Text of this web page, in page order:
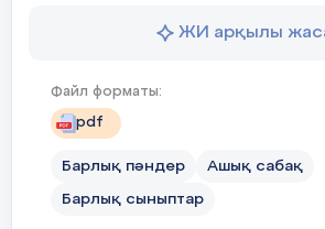
ЖИ арқылы
Файл форматы:
pdf
Барлық пәндер Ашық сабақ
Барлық сыныптар